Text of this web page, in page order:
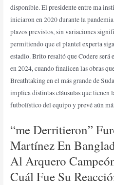
disponible. El presidente entre ma
iniciaron en 2020 durante la
plazos previstos, sin variaciones
permitiendo que el plantel experta
estadio. Brito resaltó que Codere
en 2024, cuando finalicen las obras
Breathtaking en el más grande de
implica distintas cláusulas que tienen
futbolístico del equipo y prevé aún
“me Derritieron”
Martínez En
Al Arquero
Cuál Fue Su